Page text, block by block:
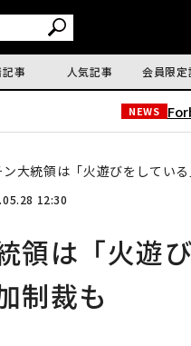
事 人気記事 会員限定
NEWS
ン大統領は「火遊びをしてい
12:30
領は「火遊
制裁も